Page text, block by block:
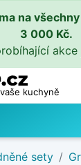
na
3 000 Kč.
akce
kuchyně
sety